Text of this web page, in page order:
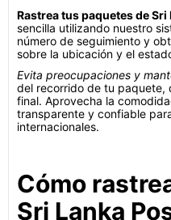
Rastrea tus paquetes de Sri
sencilla utilizando nuestro
número de seguimiento y
sobre la ubicación y el
Evita preocupaciones y
del recorrido de tu paquete,
final. Aprovecha la
transparente y confiable
internacionales.
Cómo
Sri Lanka